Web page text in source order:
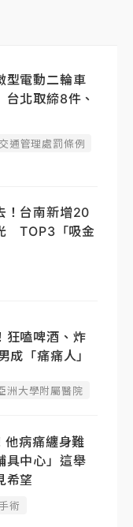
型電動二輪車
北取締8件、
通管理處罰條例
！台南新增20
TOP3「吸金
狂嗑啤酒、炸
「痛痛人」
洲大學附屬醫院
病痛纏身難
中心」這舉
希望
術